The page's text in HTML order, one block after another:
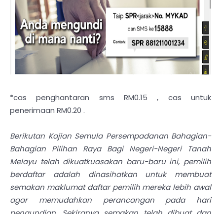
*cas penghantaran sms RM0.15 , cas untuk
penerimaan RM0.20 .
Berikutan Kajian Semula Persempadanan Bahagian-
Bahagian Pilihan Raya Bagi Negeri-Negeri Tanah
Melayu telah dikuatkuasakan baru-baru ini, pemilih
berdaftar adalah dinasihatkan untuk membuat
semakan maklumat daftar pemilih mereka lebih awal
agar memudahkan perancangan pada hari